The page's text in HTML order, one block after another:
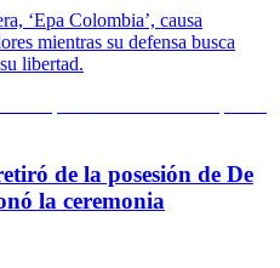
‘Epa Colombia’, causa
mientras su defensa busca
libertad.
de la posesión de De
la ceremonia